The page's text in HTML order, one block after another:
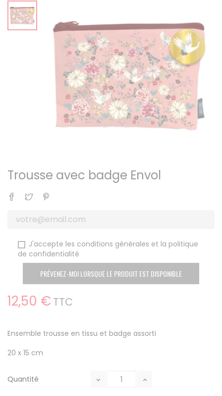
Trousse avec badge Envol
Partager
Tweet
J'accepte les conditions générales et la politique
de confidentialité
PRÉVENEZ-MOI LORSQUE LE PRODUIT EST DISPONIBLE
12,50 € TTC
Ensemble trousse en tissu et badge assorti
20 x 15 cm
Quantité